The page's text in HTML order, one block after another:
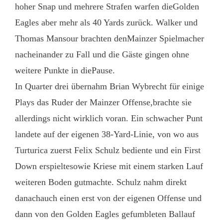
hoher Snap und mehrere Strafen warfen dieGolden
Eagles aber mehr als 40 Yards zurück. Walker und
Thomas Mansour brachten denMainzer Spielmacher
nacheinander zu Fall und die Gäste gingen ohne
weitere Punkte in diePause.
In Quarter drei übernahm Brian Wybrecht für einige
Plays das Ruder der Mainzer Offense,brachte sie
allerdings nicht wirklich voran. Ein schwacher Punt
landete auf der eigenen 38-Yard-Linie, von wo aus
Turturica zuerst Felix Schulz bediente und ein First
Down erspieltesowie Kriese mit einem starken Lauf
weiteren Boden gutmachte. Schulz nahm direkt
danachauch einen erst von der eigenen Offense und
dann von den Golden Eagles gefumbleten Ballauf